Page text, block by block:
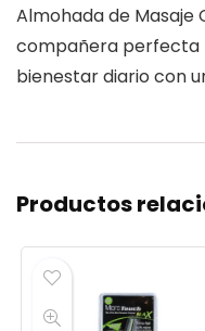
Almohada de Masaje
compañera perfecta
bienestar diario con
Productos